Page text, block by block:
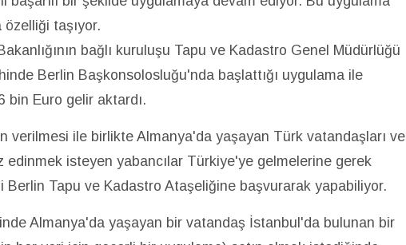
taşıyor.
bağlı kuruluşu Tapu ve Kadastro Genel Müdürlüğü
Berlin Başkonsolosluğu'nda başlattığı uygulama ile
bin Euro gelir aktardı.
verilmesi ile birlikte Almanya'da yaşayan Türk vatandaşları ve
edinmek isteyen yabancılar Türkiye'ye gelmelerine gerek
Berlin Tapu ve Kadastro Ataşeliğine başvurarak yapabiliyor.
Almanya'da yaşayan bir vatandaş İstanbul'da bulunan bir